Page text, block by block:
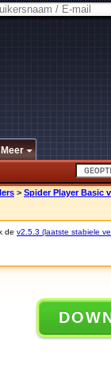
Meer
> Spider Player Basic
de v2.5.3 (laatste stabiele